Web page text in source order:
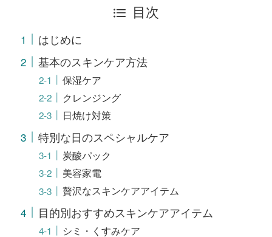
目次
はじめに
基本のスキンケア方法
保湿ケア
クレンジング
日焼け対策
特別な日のスペシャルケア
炭酸パック
美容家電
贅沢なスキンケアアイテム
目的別おすすめスキンケアアイテム
シミ・くすみケア